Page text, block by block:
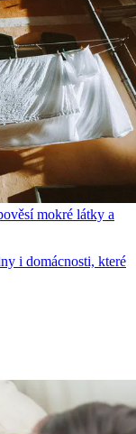
mokré látky a
i domácnosti, které